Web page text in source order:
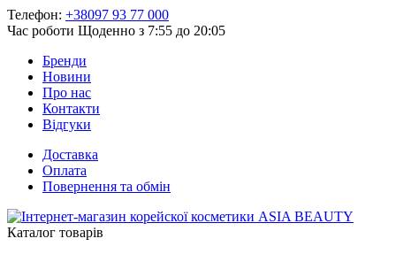
Телефон: +38097 93 77 000
Час роботи Щоденно з 7:55 до 20:05
Бренди
Новини
Про нас
Контакти
Відгуки
Доставка
Оплата
Повернення та обмін
Каталог товарів